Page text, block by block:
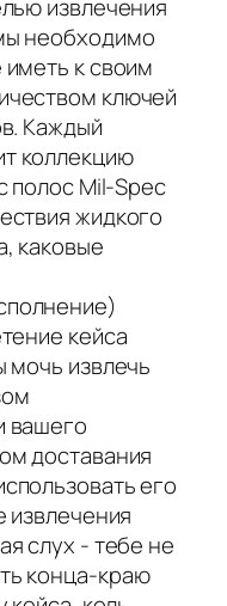
извлечения
необходимо
к своим
ключей
Каждый
коллекцию
полос Mil-Spec
жидкого
каковые
кейса
мочь извлечь
вашего
доставания
его
извлечения
слух - тебе не
конца-краю